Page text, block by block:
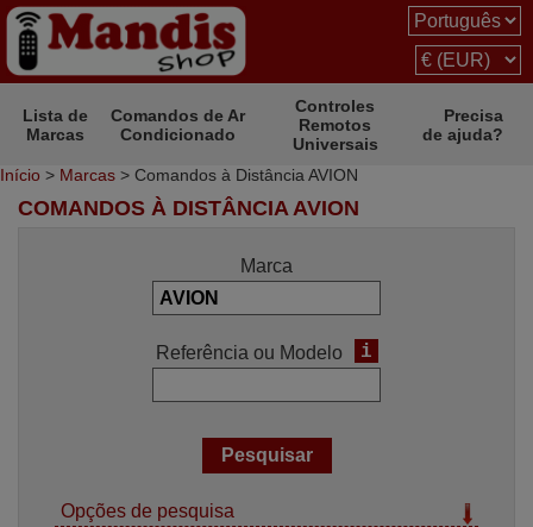
Lista de
Marcas
Comandos de Ar
Condicionado
Controles
Remotos
Universais
Precisa
de ajuda?
Início > Marcas > Comandos à Distância AVION
COMANDOS À DISTÂNCIA AVION
Marca
Referência ou Modelo i
Opções de pesquisa